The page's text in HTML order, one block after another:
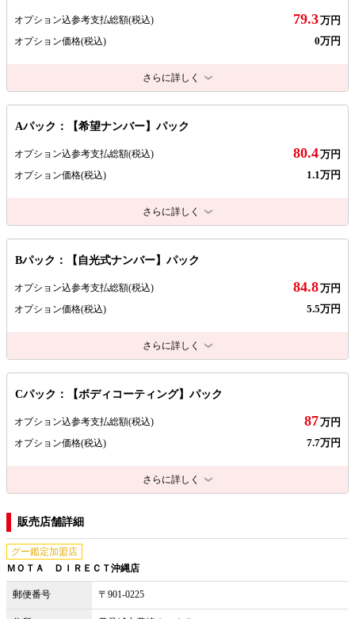
オプション込参考支払総額(税込) 79.3万円
オプション価格(税込) 0万円
さらに詳しく
Aパック：【希望ナンバー】パック
オプション込参考支払総額(税込) 80.4万円
オプション価格(税込) 1.1万円
さらに詳しく
Bパック：【自光式ナンバー】パック
オプション込参考支払総額(税込) 84.8万円
オプション価格(税込) 5.5万円
さらに詳しく
Cパック：【ボディコーティング】パック
オプション込参考支払総額(税込) 87万円
オプション価格(税込) 7.7万円
さらに詳しく
販売店舗詳細
グー鑑定加盟店
ＭＯＴＡ ＤＩＲＥＣＴ沖縄店
郵便番号 〒901-0225